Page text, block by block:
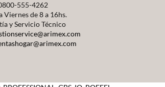
555-4262
Viernes de 8 a 16hs.
y Servicio Técnico